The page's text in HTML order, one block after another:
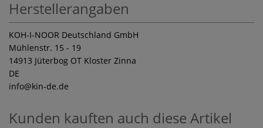
Herstellerangaben
KOH-I-NOOR Deutschland GmbH
Mühlenstr. 15 - 19
14913 Jüterbog OT Kloster Zinna
DE
info@kin-de.de
Kunden kauften auch diese Artikel